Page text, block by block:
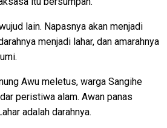
lain. Napasnya akan menjadi
menjadi lahar, dan amarahnya
Awu meletus, warga Sangihe
peristiwa alam. Awan panas
adalah darahnya.